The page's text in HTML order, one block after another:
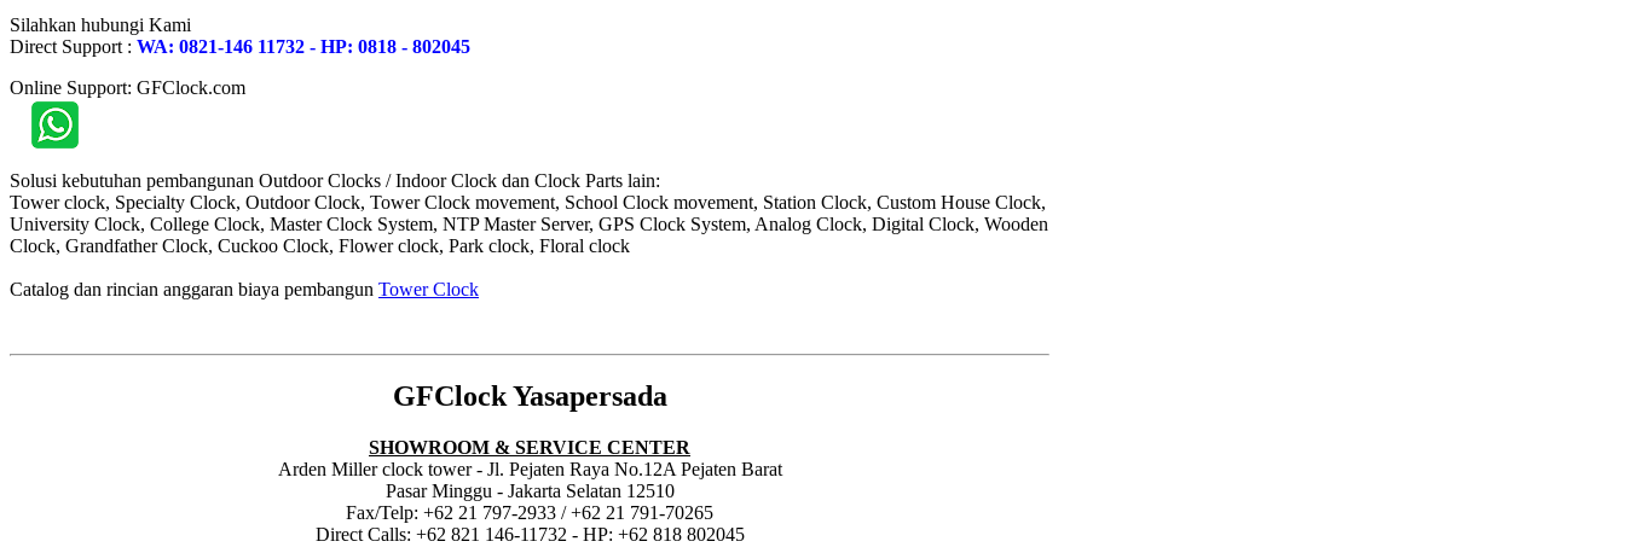
Silahkan hubungi Kami
Direct Support : WA: 0821-146 11732 - HP: 0818 - 802045
Online Support: GFClock.com
Solusi kebutuhan pembangunan Outdoor Clocks / Indoor Clock dan Clock Parts lain:
Tower clock, Specialty Clock, Outdoor Clock, Tower Clock movement, School Clock movement, Station Clock, Custom House Clock,
University Clock, College Clock, Master Clock System, NTP Master Server, GPS Clock System, Analog Clock, Digital Clock, Wooden
Clock, Grandfather Clock, Cuckoo Clock, Flower clock, Park clock, Floral clock
Catalog dan rincian anggaran biaya pembangun Tower Clock
GFClock Yasapersada
SHOWROOM & SERVICE CENTER
Arden Miller clock tower - Jl. Pejaten Raya No.12A Pejaten Barat
Pasar Minggu - Jakarta Selatan 12510
Fax/Telp: +62 21 797-2933 / +62 21 791-70265
Direct Calls: +62 821 146-11732 - HP: +62 818 802045